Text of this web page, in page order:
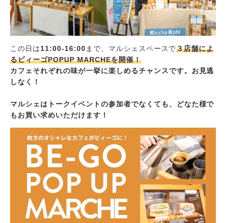
この日は11:00-16:00まで、マルシェスペースで３店舗によ
るビィーゴPOPUP MARCHEを開催！
カフェそれぞれの味が一挙に楽しめるチャンスです。お見逃
しなく！
マルシェはトークイベントの参加者でなくても、どなた様で
もお買い求めいただけます！